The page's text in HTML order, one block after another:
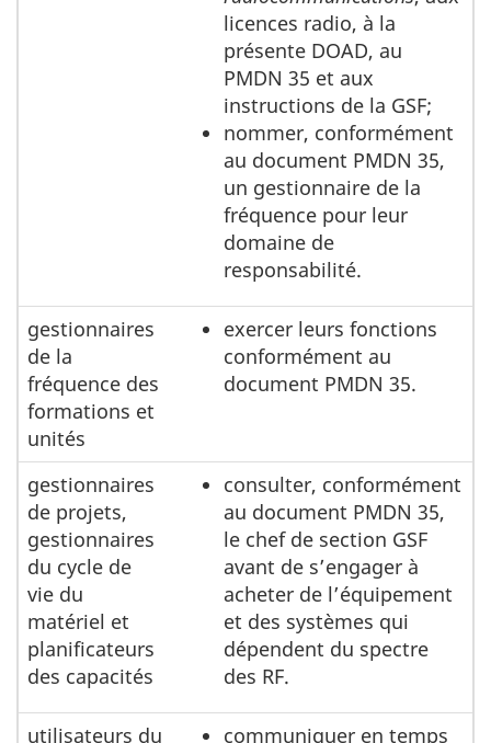
licences radio, à la
présente DOAD, au
PMDN 35 et aux
instructions de la GSF;
nommer, conformément
au document PMDN 35,
un gestionnaire de la
fréquence pour leur
domaine de
responsabilité.
gestionnaires
de la
fréquence des
formations et
unités
exercer leurs fonctions
conformément au
document PMDN 35.
gestionnaires
de projets,
gestionnaires
du cycle de
vie du
matériel et
planificateurs
des capacités
consulter, conformément
au document PMDN 35,
le chef de section GSF
avant de s’engager à
acheter de l’équipement
et des systèmes qui
dépendent du spectre
des RF.
utilisateurs du communiquer en temps